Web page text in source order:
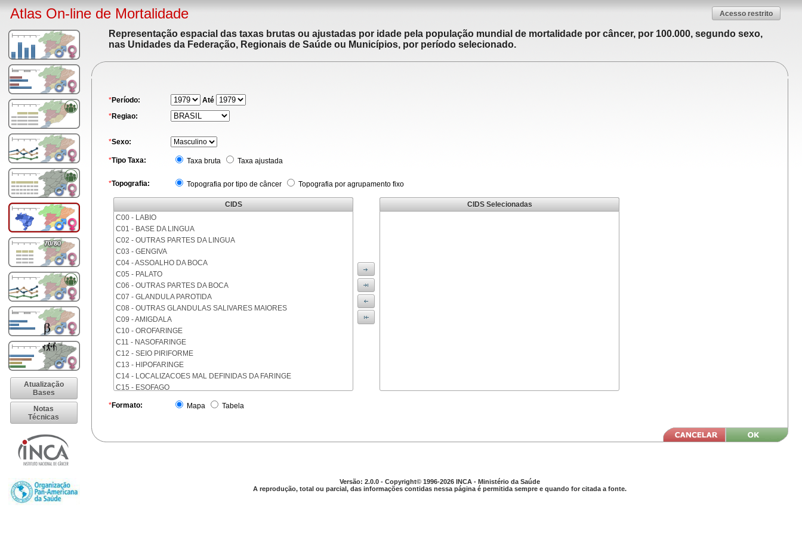
Atlas On-line de Mortalidade Acesso restrito
Atualização
Bases
Notas
Técnicas
Representação espacial das taxas brutas ou ajustadas por idade pela população mundial de mortalidade por câncer, por 100.000, segundo sexo,
nas Unidades da Federação, Regionais de Saúde ou Municípios, por período selecionado.
*Período:
Até
*Regiao:
*Sexo:
*Tipo Taxa: Taxa bruta Taxa ajustada
*Topografia: Topografia por tipo de câncer Topografia por agrupamento fixo
CIDS
C00 - LABIO
C01 - BASE DA LINGUA
C02 - OUTRAS PARTES DA LINGUA
C03 - GENGIVA
C04 - ASSOALHO DA BOCA
C05 - PALATO
C06 - OUTRAS PARTES DA BOCA
C07 - GLANDULA PAROTIDA
C08 - OUTRAS GLANDULAS SALIVARES MAIORES
C09 - AMIGDALA
C10 - OROFARINGE
C11 - NASOFARINGE
C12 - SEIO PIRIFORME
C13 - HIPOFARINGE
C14 - LOCALIZACOES MAL DEFINIDAS DA FARINGE
C15 - ESOFAGO
C17 - INTESTINO DELGADO
C20 - RETO
C24 - OUTRAS PARTES DAS VIAS BILIARES
CIDS Selecionadas
*Formato: Mapa Tabela
Versão: 2.0.0 - Copyright© 1996-2026 INCA - Ministério da Saúde
A reprodução, total ou parcial, das informações contidas nessa página é permitida sempre e quando for citada a fonte.